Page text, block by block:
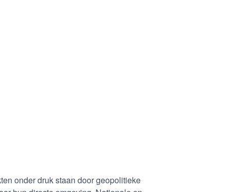
onder druk staan door geopolitieke